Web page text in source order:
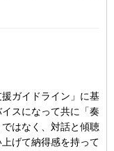
ガイドライン」に基
スになって共に「奏
はなく、対話と傾聴
げて納得感を持って